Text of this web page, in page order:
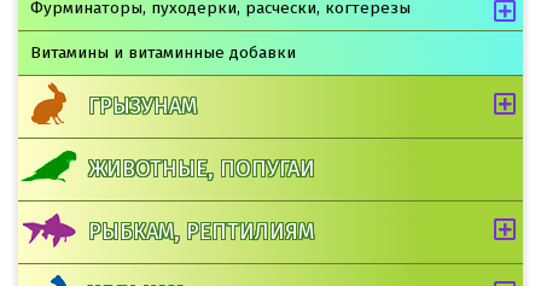
Фурминаторы, пуходерки, расчески, когтерезы
Витамины и витаминные добавки
ГРЫЗУНАМ
ЖИВОТНЫЕ, ПОПУГАИ
РЫБКАМ, РЕПТИЛИЯМ